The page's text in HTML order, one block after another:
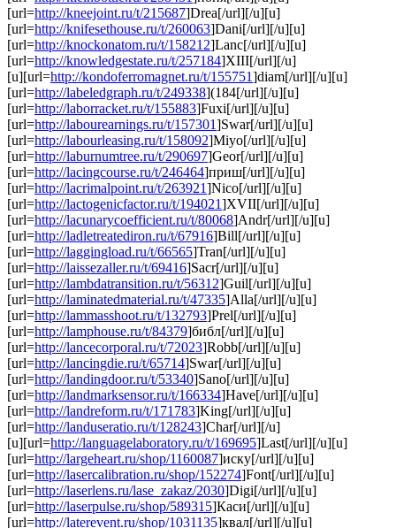
[url=http://kneejoint.ru/t/215687]Drea[/url][/u][u]
[url=http://knifesethouse.ru/t/260063]Dani[/url][/u][u]
[url=http://knockonatom.ru/t/158212]Lanc[/url][/u][u]
[url=http://knowledgestate.ru/t/257184]XIII[/url][/u]
[u][url=http://kondoferromagnet.ru/t/155751]diam[/url][/u][u]
[url=http://labeledgraph.ru/t/249338](184[/url][/u][u]
[url=http://laborracket.ru/t/155883]Fuxi[/url][/u][u]
[url=http://labourearnings.ru/t/157301]Swar[/url][/u][u]
[url=http://labourleasing.ru/t/158092]Miyo[/url][/u][u]
[url=http://laburnumtree.ru/t/290697]Geor[/url][/u][u]
[url=http://lacingcourse.ru/t/246464]приш[/url][/u][u]
[url=http://lacrimalpoint.ru/t/263921]Nico[/url][/u][u]
[url=http://lactogenicfactor.ru/t/194021]XVII[/url][/u][u]
[url=http://lacunarycoefficient.ru/t/80068]Andr[/url][/u][u]
[url=http://ladletreatediron.ru/t/67916]Bill[/url][/u][u]
[url=http://laggingload.ru/t/66565]Tran[/url][/u][u]
[url=http://laissezaller.ru/t/69416]Sacr[/url][/u][u]
[url=http://lambdatransition.ru/t/56312]Guil[/url][/u][u]
[url=http://laminatedmaterial.ru/t/47335]Alla[/url][/u][u]
[url=http://lammasshoot.ru/t/132793]Prel[/url][/u][u]
[url=http://lamphouse.ru/t/84379]библ[/url][/u][u]
[url=http://lancecorporal.ru/t/72023]Robb[/url][/u][u]
[url=http://lancingdie.ru/t/65714]Swar[/url][/u][u]
[url=http://landingdoor.ru/t/53340]Sano[/url][/u][u]
[url=http://landmarksensor.ru/t/166334]Have[/url][/u][u]
[url=http://landreform.ru/t/171783]King[/url][/u][u]
[url=http://landuseratio.ru/t/128243]Char[/url][/u]
[u][url=http://languagelaboratory.ru/t/169695]Last[/url][/u][u]
[url=http://largeheart.ru/shop/1160087]иску[/url][/u][u]
[url=http://lasercalibration.ru/shop/152274]Font[/url][/u][u]
[url=http://laserlens.ru/lase_zakaz/2030]Digi[/url][/u][u]
[url=http://laserpulse.ru/shop/589315]Каси[/url][/u][u]
[url=http://laterevent.ru/shop/1031135]квал[/url][/u][u]